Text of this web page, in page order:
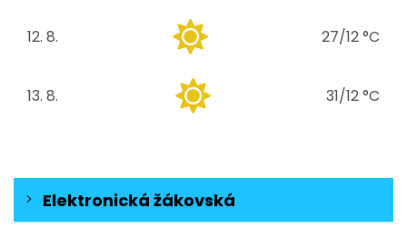
středa
12. 8. 27/12 °C
čtvrtek
13. 8. 31/12 °C
Elektronická žákovská